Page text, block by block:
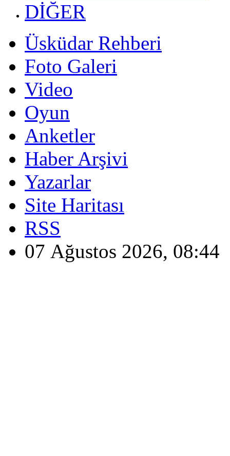
DİĞER
Üsküdar Rehberi
Foto Galeri
Video
Oyun
Anketler
Haber Arşivi
Yazarlar
Site Haritası
RSS
07 Ağustos 2026, 08:44